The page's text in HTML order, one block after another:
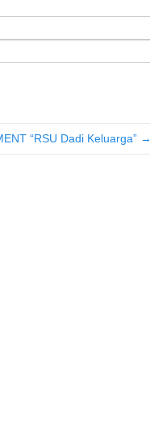
“RSU Dadi Keluarga” →